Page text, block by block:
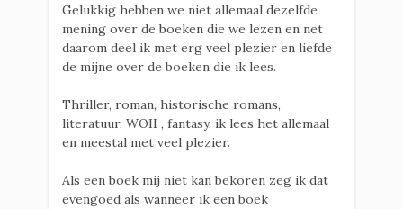
Gelukkig hebben we niet allemaal dezelfde
mening over de boeken die we lezen en net
daarom deel ik met erg veel plezier en liefde
de mijne over de boeken die ik lees.
Thriller, roman, historische romans,
literatuur, WOII , fantasy, ik lees het allemaal
en meestal met veel plezier.
Als een boek mij niet kan bekoren zeg ik dat
evengoed als wanneer ik een boek